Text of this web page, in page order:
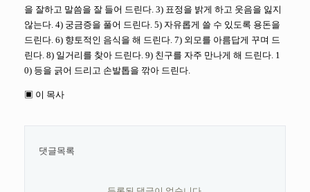
을 잘하고 말씀을 잘 들어 드린다. 3) 표정을 밝게 하고 웃음을 잃지
않는다. 4) 궁금증을 풀어 드린다. 5) 자유롭게 쓸 수 있도록 용돈을
드린다. 6) 향토적인 음식을 해 드린다. 7) 외모를 아름답게 꾸며 드
린다. 8) 일거리를 찾아 드린다. 9) 친구를 자주 만나게 해 드린다. 1
0) 등을 긁어 드리고 손발톱을 깎아 드린다.
▣ 이 목사
댓글목록